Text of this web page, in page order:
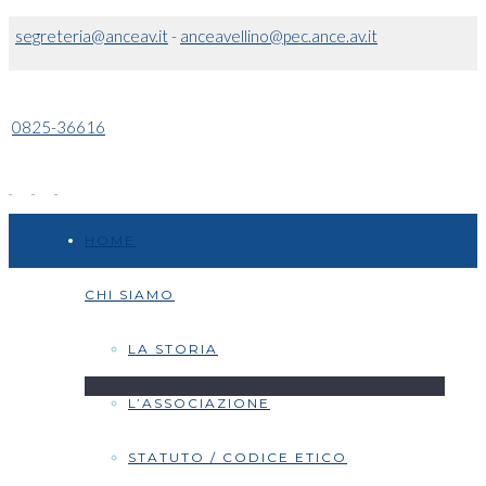
segreteria@anceav.it- anceavellino@pec.ance.av.it
0825-36616
CHI SIAMO
LA STORIA
L’ASSOCIAZIONE
STATUTO / CODICE ETICO